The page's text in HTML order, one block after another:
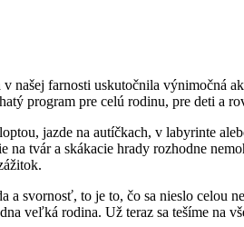
našej farnosti uskutočnila výnimočná
program pre celú rodinu, pre deti a
jazde na autíčkach, v labyrinte
tvár a skákacie hrady rozhodne
a svornosť, to je to, čo sa nieslo celou
veľká rodina. Už teraz sa tešíme na